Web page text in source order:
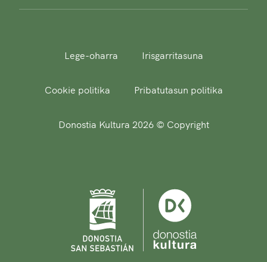
Lege-oharra Irisgarritasuna
Cookie politika Pribatutasun politika
Donostia Kultura 2026 © Copyright